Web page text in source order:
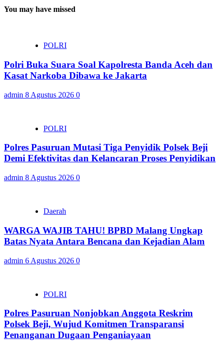
You may have missed
POLRI
Polri Buka Suara Soal Kapolresta Banda Aceh dan
Kasat Narkoba Dibawa ke Jakarta
admin 8 Agustus 2026 0
POLRI
Polres Pasuruan Mutasi Tiga Penyidik Polsek Beji
Demi Efektivitas dan Kelancaran Proses Penyidikan
admin 8 Agustus 2026 0
Daerah
WARGA WAJIB TAHU! BPBD Malang Ungkap
Batas Nyata Antara Bencana dan Kejadian Alam
admin 6 Agustus 2026 0
POLRI
Polres Pasuruan Nonjobkan Anggota Reskrim
Polsek Beji, Wujud Komitmen Transparansi
Penanganan Dugaan Penganiayaan